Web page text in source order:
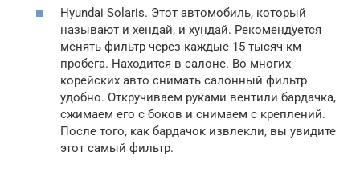
Hyundai Solaris. Этот автомобиль, который
называют и хендай, и хундай. Рекомендуется
менять фильтр через каждые 15 тысяч км
пробега. Находится в салоне. Во многих
корейских авто снимать салонный фильтр
удобно. Откручиваем руками вентили бардачка,
сжимаем его с боков и снимаем с креплений.
После того, как бардачок извлекли, вы увидите
этот самый фильтр.